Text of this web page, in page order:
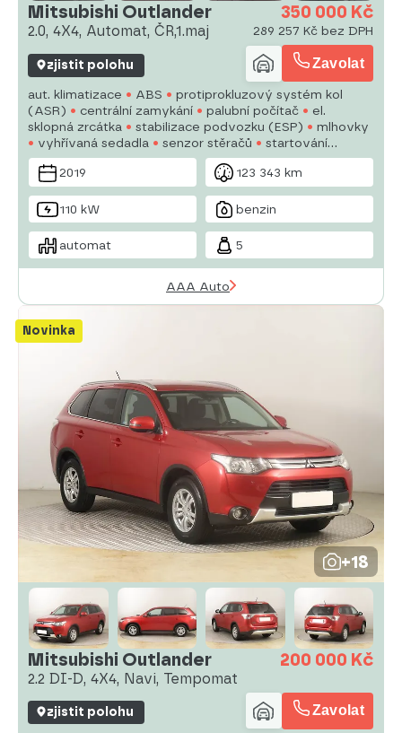
Mitsubishi Outlander
2.0, 4X4, Automat, ČR,1.maj
350 000 Kč
289 257 Kč bez DPH
zjistit polohu Zavolat
aut. klimatizace ABS
protiprokluzový systém kol
(ASR)
centrální zamykání palubní počítač
el.
sklopná zrcátka
stabilizace podvozku (ESP)
mlhovky
vyhřívaná sedadla
senzor stěračů
startování
tlačítkem
tažné zařízení
senzor tlaku v pneumatikách
USB
posilovač řízení
2019 123 343 km
110 kW benzin
automat 5
AAA Auto
Novinka
+18
Mitsubishi Outlander
2.2 DI-D, 4X4, Navi, Tempomat
200 000 Kč
zjistit polohu Zavolat